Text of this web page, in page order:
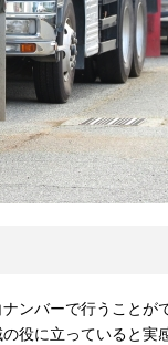
ンバーで行うことが
役に立っていると実